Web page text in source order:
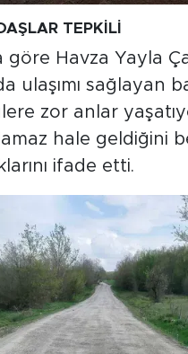
TEPKİLİ
göre Havza Yayla
ulaşımı sağlayan
zor anlar
hale geldiğini
ifade etti.